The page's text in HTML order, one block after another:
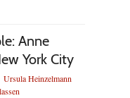
Anne
York City
Ursula Heinzelmann